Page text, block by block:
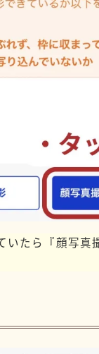
いたら『顔写真